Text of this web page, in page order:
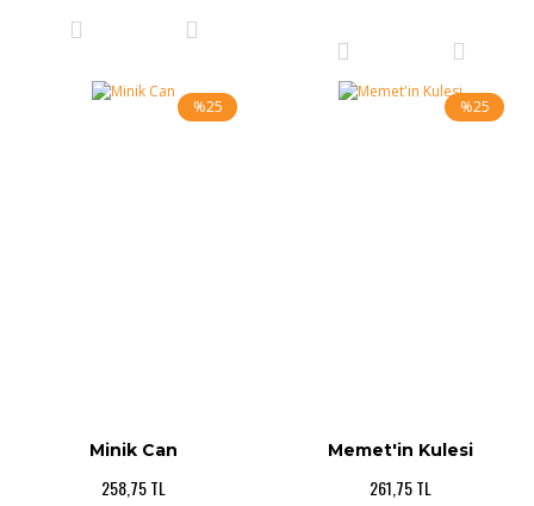
%25
Minik Can
258,75 TL
%25
Memet'in Kulesi
261,75 TL